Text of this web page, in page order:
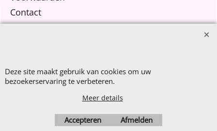
Contact
After Summer Sale
Webwinkel gemaakt met
ShopFactory webwinkel
Deze site maakt gebruik van cookies om uw
bezoekerservaring te verbeteren.
Meer details
Accepteren Afmelden